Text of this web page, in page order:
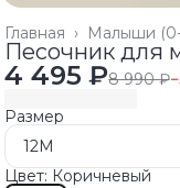
Малыши
Главная ›
Песочник для
4 495 ₽8 990 ₽−
Размер
12M
Цвет: Коричневый